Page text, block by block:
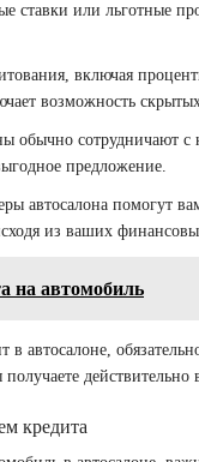
ставки или льготные
включая
возможность
обычно сотрудничают
предложение.
автосалона помогут
из ваших
на автомобиль
автосалоне,
кредита